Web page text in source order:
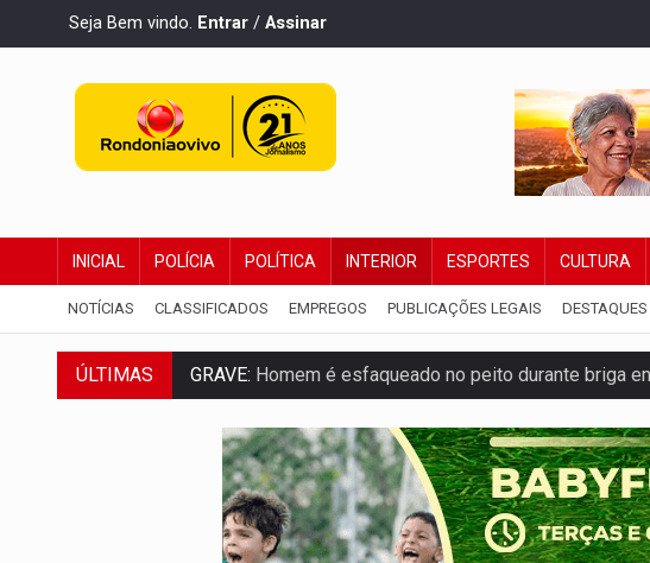
Seja Bem vindo. Entrar / Assinar
INICIAL POLÍCIA POLÍTICA INTERIOR ESPORTES CULTURA
NOTÍCIAS CLASSIFICADOS EMPREGOS PUBLICAÇÕES LEGAIS
ÚLTIMAS GRAVE: Homem é esfaqueado no peito durante briga
OPERAÇÃO DA PC: Membros do CV são presos com
ENTRADA GRATUITA:Espetáculo As Marias Somos